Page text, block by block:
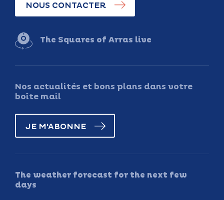
NOUS CONTACTER
The Squares of Arras live
Nos actualités et bons plans dans votre
boîte mail
JE M'ABONNE
The weather forecast for the next few
days